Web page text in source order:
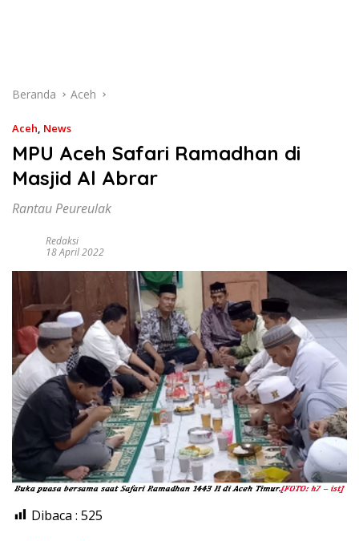
Beranda Aceh
Aceh, News
MPU Aceh Safari Ramadhan di
Masjid Al Abrar
Rantau Peureulak
Redaksi
18 April 2022
Dibaca : 525